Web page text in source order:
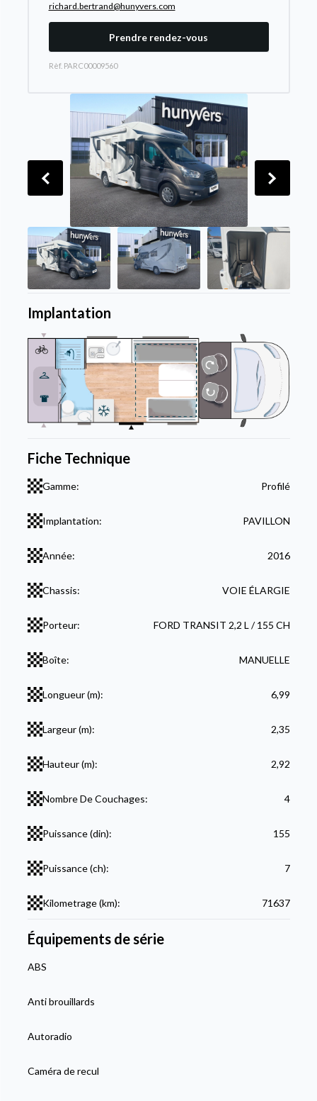
richard.bertrand@hunyvers.com
Prendre rendez-vous
Rèf. PARC00009560
Implantation
Fiche Technique
Gamme: Profilé
Implantation: PAVILLON
Année: 2016
Chassis: VOIE ÉLARGIE
Porteur: FORD TRANSIT 2,2 L / 155 CH
Boîte: MANUELLE
Longueur (m): 6,99
Largeur (m): 2,35
Hauteur (m): 2,92
Nombre De Couchages: 4
Puissance (din): 155
Puissance (ch): 7
Kilometrage (km): 71637
Équipements de série
ABS
Anti brouillards
Autoradio
Caméra de recul